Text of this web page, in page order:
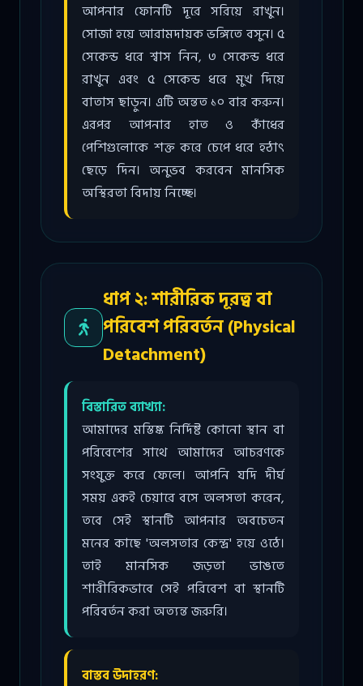
আপনার ফোনটি দূরে সরিয়ে রাখুন।
সোজা হয়ে আরামদায়ক ভঙ্গিতে বসুন। ৫
সেকেন্ড ধরে শ্বাস নিন, ৩ সেকেন্ড ধরে
রাখুন এবং ৫ সেকেন্ড ধরে মুখ দিয়ে
বাতাস ছাড়ুন। এটি অন্তত ১০ বার করুন।
এরপর আপনার হাত ও কাঁধের
পেশিগুলোকে শক্ত করে চেপে ধরে হঠাৎ
ছেড়ে দিন। অনুভব করবেন মানসিক
অস্থিরতা বিদায় নিচ্ছে।
ধাপ ২: শারীরিক দূরত্ব বা
পরিবেশ পরিবর্তন (Physical
Detachment)
বিস্তারিত ব্যাখ্যা:
আমাদের মস্তিষ্ক নির্দিষ্ট কোনো স্থান বা
পরিবেশের সাথে আমাদের আচরণকে
সংযুক্ত করে ফেলে। আপনি যদি দীর্ঘ
সময় একই চেয়ারে বসে অলসতা করেন,
তবে সেই স্থানটি আপনার অবচেতন
মনের কাছে 'অলসতার কেন্দ্র' হয়ে ওঠে।
তাই মানসিক জড়তা ভাঙতে
শারীরিকভাবে সেই পরিবেশ বা স্থানটি
পরিবর্তন করা অত্যন্ত জরুরি।
বাস্তব উদাহরণ: